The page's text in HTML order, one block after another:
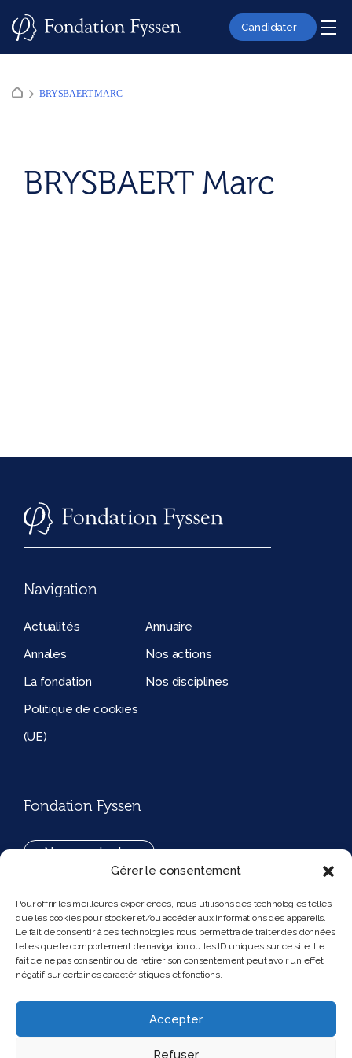
Gérer le consentement
Pour offrir les meilleures expériences, nous utilisons des technologies telles
que les cookies pour stocker et/ou accéder aux informations des appareils.
Le fait de consentir à ces technologies nous permettra de traiter des données
telles que le comportement de navigation ou les ID uniques sur ce site. Le
fait de ne pas consentir ou de retirer son consentement peut avoir un effet
négatif sur certaines caractéristiques et fonctions.
Accepter
Refuser
Candidater
BRYSBAERT MARC
BRYSBAERT Marc
Navigation
Actualités
Annuaire
Annales
Nos actions
La fondation
Nos disciplines
Politique de cookies
(UE)
Fondation Fyssen
Nous contacter
194, rue de Rivoli 75001 Paris France
Nous suivre